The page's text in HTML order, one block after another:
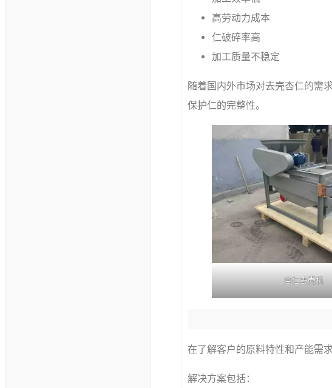
高劳动力成本
仁破碎率高
加工质量不稳定
随着国内外市场对去壳杏仁的需
保护仁的完整性。
杏仁去壳机
在了解客户的原料特性和产能需
解决方案包括：